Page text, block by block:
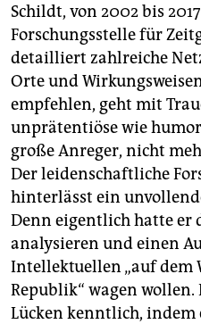
Schildt, von 2002 bis
Forschungsstelle für
detailliert zahlreiche
Orte und
empfehlen, geht mit
unprätentiöse wie
große Anreger, nicht
Der leidenschaftliche
hinterlässt ein
Denn eigentlich hatte er
analysieren und einen
Intellektuellen „auf dem
Republik“ wagen wollen.
Lücken kenntlich, indem